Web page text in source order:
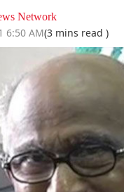
Network
6:50 AM(3 mins read )